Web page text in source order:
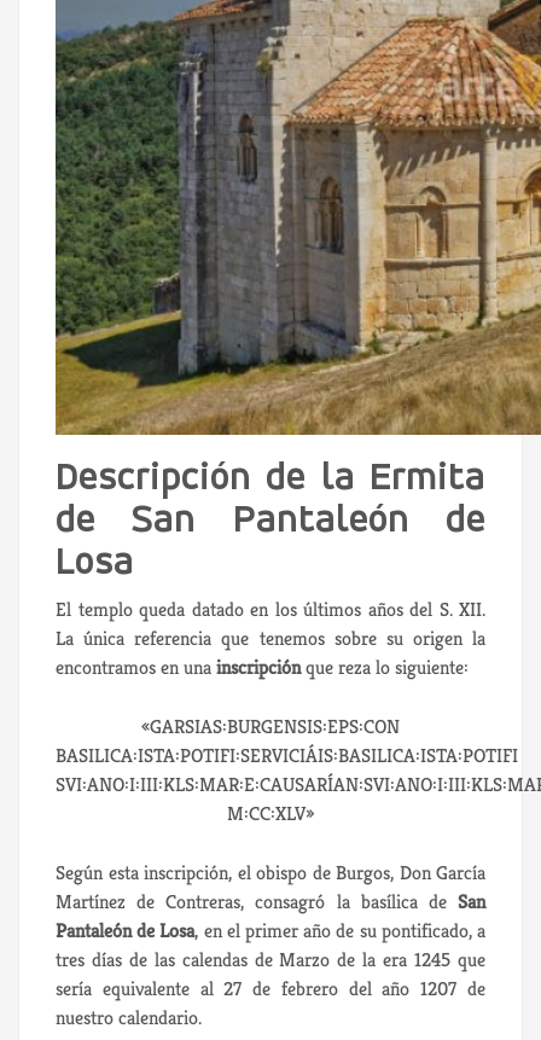
Descripción de la Ermita
de San Pantaleón de
Losa
El templo queda datado en los últimos años del S. XII.
La única referencia que tenemos sobre su origen la
encontramos en unainscripciónque reza lo siguiente:
«GARSIAS:BURGENSIS:EPS:CON
BASILICA:ISTA:POTIFI:SERVICIÁIS:BASILICA:ISTA:POTIFI
M:CC:XLV»
Según esta inscripción, el obispo de Burgos, Don García
Martínez de Contreras, consagró la basílica de San
Pantaleón de Losa, en el primer año de su pontificado, a
tres días de las calendas de Marzo de la era 1245 que
sería equivalente al 27 de febrero del año 1207 de
nuestro calendario.